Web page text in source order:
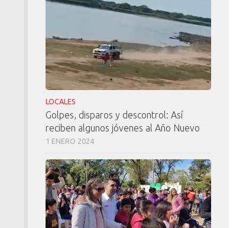
LOCALES
Golpes, disparos y descontrol: Así
reciben algunos jóvenes al Año Nuevo
1 ENERO 2024